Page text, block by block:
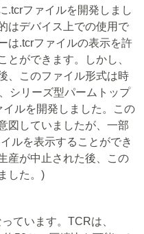
.tcrファイルを開発しまし
はデバイス上での使用で
は.tcrファイルの表示を許
とができます。しかし、
、このファイル形式は時
シリーズ型パームトップ
ルを開発しました。この
図していましたが、一部
ルを表示することができ
産が中止された後、この
した。)
ています。TCRは、